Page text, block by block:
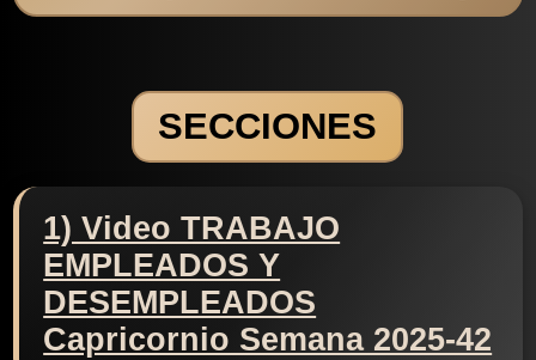
SECCIONES
1) Video TRABAJO
EMPLEADOS Y
DESEMPLEADOS
Capricornio Semana 2025-42